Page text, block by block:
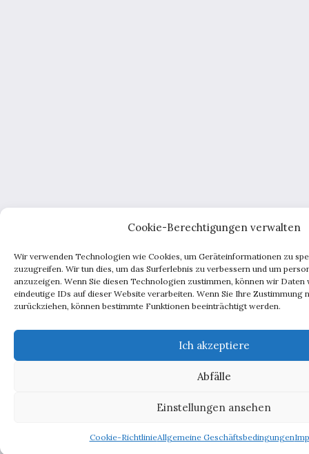
Cookie-Berechtigungen verwalten
Wir verwenden Technologien wie Cookies, um Geräteinformationen zu
zuzugreifen. Wir tun dies, um das Surferlebnis zu verbessern und um
anzuzeigen. Wenn Sie diesen Technologien zustimmen, können wir Daten
eindeutige IDs auf dieser Website verarbeiten. Wenn Sie Ihre Zustimmung
zurückziehen, können bestimmte Funktionen beeinträchtigt werden.
Ich akzeptiere
Abfälle
Einstellungen ansehen
Cookie-RichtlinieAllgemeine Geschäftsbedingungen